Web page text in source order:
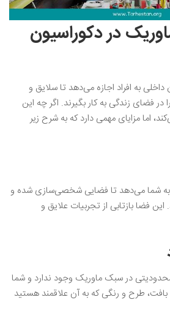
در دکوراسیون
به افراد اجازه می‌دهد تا سلایق و
فضای زندگی به کار بگیرند. اگر چه این
اما مزایای مهمی دارد که به شرح زیر
به شما می‌دهد تا فضایی شخصی‌سازی شده و
این فضا بازتابی از تجربیات علایق و
در سبک ماوریک وجود ندارد و شما
بافت، طرح و رنگی که به آن علاقمند هستید